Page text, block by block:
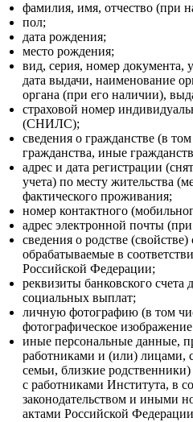
фамилия, имя, отчество (при
пол;
дата рождения;
место рождения;
вид, серия, номер документа,
дата выдачи, наименование
органа (при его наличии),
страховой номер
(СНИЛС);
сведения о гражданстве (в
гражданства, иные
адрес и дата регистрации
учета) по месту жительства
фактического проживания;
номер контактного
адрес электронной почты
сведения о родстве
обрабатываемые в
Российской Федерации;
реквизиты банковского счета
социальных выплат;
личную фотографию (в том
фотографическое
иные персональные данные,
работниками и (или) лицами,
семьи, близкие
с работниками Института, в
законодательством и иными
актами Российской